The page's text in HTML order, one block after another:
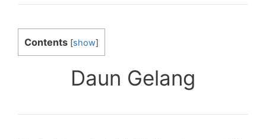
Contents [show]
Daun Gelang